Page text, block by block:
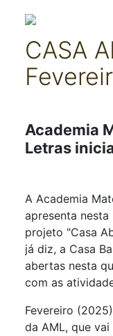
CASA
Academia
Letras
A Academia
apresenta
projeto "Casa
já diz, a Casa
abertas nesta
com as
Fevereiro
da AML, que